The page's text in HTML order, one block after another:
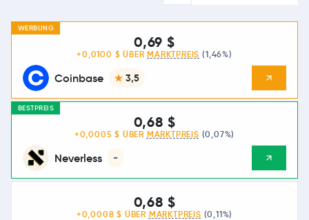
WERBUNG
Coinbase 3,5
0,69 $
+0,0100 $ ÜBER MARKTPREIS (1,46%)
BESTPREIS
Neverless -
0,68 $
+0,0005 $ ÜBER MARKTPREIS (0,07%)
0,68 $
+0,0008 $ ÜBER MARKTPREIS (0,11%)